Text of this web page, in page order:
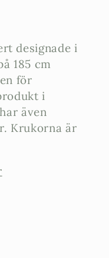
designade i
185 cm
för
i
även
Krukorna är